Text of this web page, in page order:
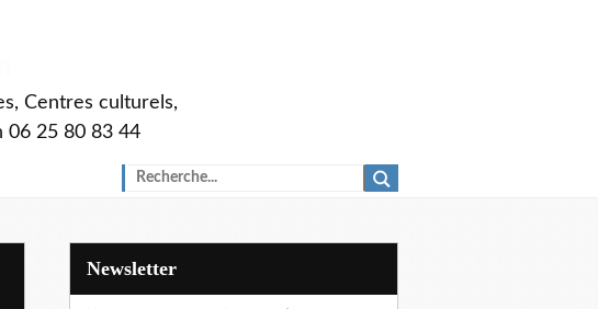
Centres culturels,
06 25 80 83 44
Newsletter